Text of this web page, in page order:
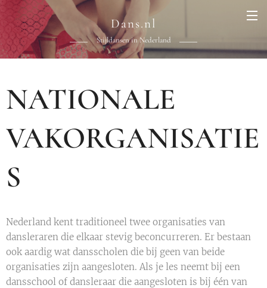
Dans.nl
Stijldansen in Nederland
NATIONALE
VAKORGANISATIE
S
Nederland kent traditioneel twee organisaties van
dansleraren die elkaar stevig beconcurreren. Er bestaan
ook aardig wat dansscholen die bij geen van beide
organisaties zijn aangesloten. Als je les neemt bij een
dansschool of dansleraar die aangesloten is bij één van